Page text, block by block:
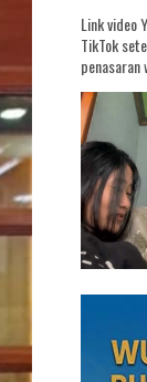
Link video
TikTok
penasaran